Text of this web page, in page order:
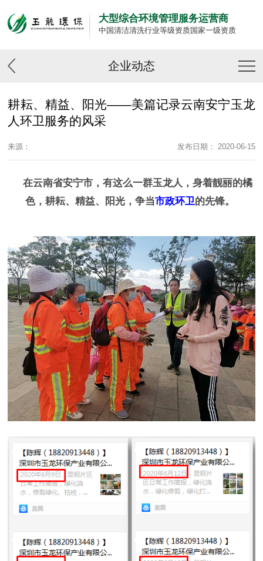
大型综合环境管理服务运营商
中国清洁清洗行业等级资质国家一级资质
企业动态
耕耘、精益、阳光——美篇记录云南安宁玉龙
人环卫服务的风采
来源： 发布日期： 2020-06-15
在云南省安宁市，有这么一群玉龙人，身着靓丽的橘
色，耕耘、精益、阳光，争当市政环卫的先锋。